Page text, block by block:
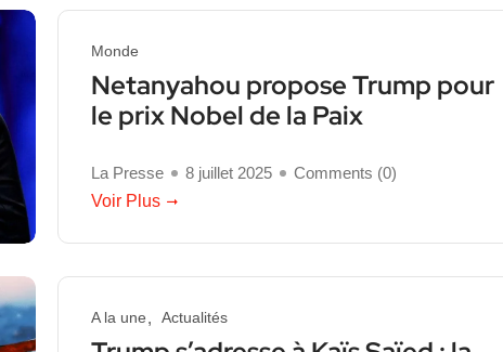
Monde
Netanyahou propose Trump pour
le prix Nobel de la Paix
La Presse 8 juillet 2025 Comments (0)
Voir Plus
A la une Actualités